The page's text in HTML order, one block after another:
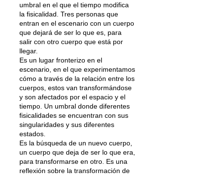
umbral en el que el tiempo modifica
la fisicalidad. Tres personas que
entran en el escenario con un cuerpo
que dejará de ser lo que es, para
salir con otro cuerpo que está por
llegar.
Es un lugar fronterizo en el
escenario, en el que experimentamos
cómo a través de la relación entre los
cuerpos, estos van transformándose
y son afectados por el espacio y el
tiempo. Un umbral donde diferentes
fisicalidades se encuentran con sus
singularidades y sus diferentes
estados.
Es la búsqueda de un nuevo cuerpo,
un cuerpo que deja de ser lo que era,
para transformarse en otro. Es una
reflexión sobre la transformación de